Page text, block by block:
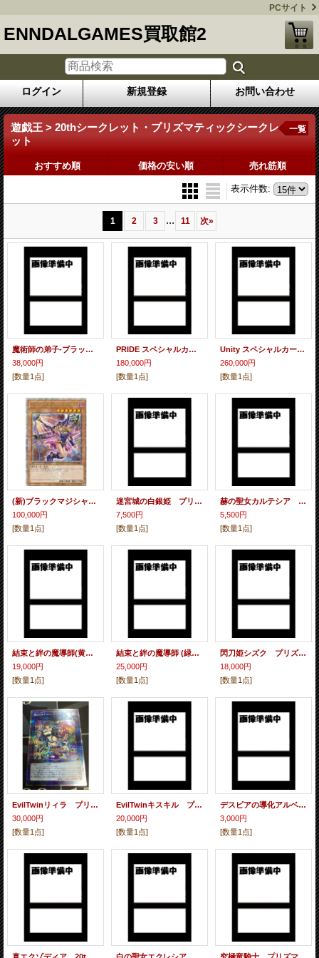
PCサイト
ENNDALGAMES買取館2
ログイン 新規登録 お問い合わせ
遊戯王 > 20thシークレット・プリズマティックシークレ
ット
一覧
おすすめ順 価格の安い順 売れ筋順
表示件数:
1 2 3 ... 11 次»
魔術師の弟子-ブラック マジシャン ガール クォーターセンチュリーシークレットレア 25thシク【PSA10】
38,000円
[数量1点]
PRIDE スペシャルカードセット(青眼の白龍&真紅眼の黒竜)(トークン付属)
180,000円
[数量1点]
Unity スペシャルカードセット (ブラックマジシャン＆ブラックマジシャンガール)(トークン付属)
260,000円
[数量1点]
(新)ブラックマジシャンガール クォーターセンチュリーシークレットレア
100,000円
[数量1点]
迷宮城の白銀姫 プリズマティックシークレットレア
7,500円
[数量1点]
赫の聖女カルテシア プリズマティックシークレットレア
5,500円
[数量1点]
結束と絆の魔導師(黄背景) クォーターセンチュリーシークレットレア【PSA10】
19,000円
[数量1点]
結束と絆の魔導師 (緑背景) クォーターセンチュリーシークレットレア【PSA10】
25,000円
[数量1点]
閃刀姫シズク プリズマティックシークレットレア【PSA10】
18,000円
[数量1点]
EvilTwinリィラ プリズマティックシークレットレア【PSA10】
30,000円
[数量1点]
EvilTwinキスキル プリズマティックシークレットレア【PSA10】
20,000円
[数量1点]
デスピアの導化アルベル プリズマティックシークレットレア
3,000円
[数量1点]